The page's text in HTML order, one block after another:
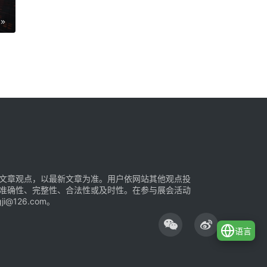
章观点，以最新文章为准。用户依网站其他观点投
确性、完整性、合法性或及时性。在参与展会活动
。
语言